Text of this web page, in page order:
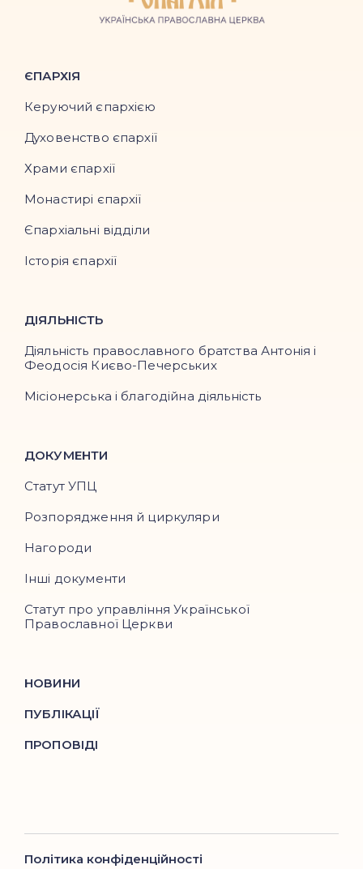
ЄПАРХІЯ
Керуючий єпархією
Духовенство єпархії
Храми єпархії
Монастирі єпархії
Єпархіальні відділи
Історія єпархії
ДІЯЛЬНІСТЬ
Діяльність православного братства Антонія і
Феодосія Києво-Печерських
Місіонерська і благодійна діяльність
ДОКУМЕНТИ
Статут УПЦ
Розпорядження й циркуляри
Нагороди
Інші документи
Статут про управління Української
Православної Церкви
НОВИНИ
ПУБЛІКАЦІЇ
ПРОПОВІДІ
Політика конфіденційності